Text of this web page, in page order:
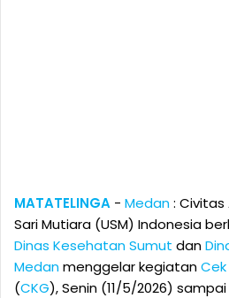
MATATELINGA - Medan: Civitas
Sari Mutiara (USM) Indonesia
Dinas KesehatanSumut dan
Medanmenggelar kegiatan
(CKG), Senin (11/5/2026)